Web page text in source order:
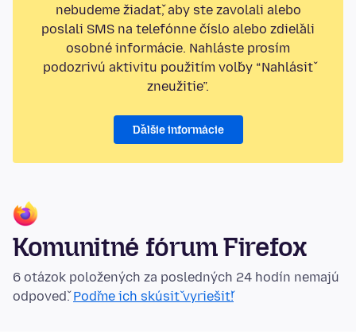
nebudeme žiadať, aby ste zavolali alebo
poslali SMS na telefónne číslo alebo zdieľali
osobné informácie. Nahláste prosím
podozrivú aktivitu použitím voľby “Nahlásiť
zneužitie”.
Ďalšie informácie
Komunitné fórum Firefox
6 otázok položených za posledných 24 hodín nemajú
odpoveď.Poďme ich skúsiť vyriešiť!